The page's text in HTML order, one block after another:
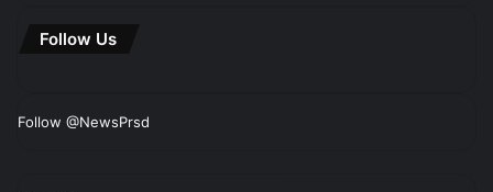
Follow Us
Follow @NewsPrsd